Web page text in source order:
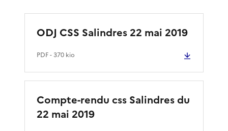
ODJ CSS Salindres 22 mai 2019
PDF- 370 kio
Compte-rendu css Salindres du
22 mai 2019